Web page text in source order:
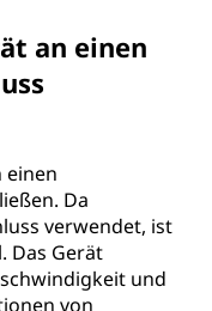
an einen
einen
Da
verwendet, ist
Das Gerät
und
von